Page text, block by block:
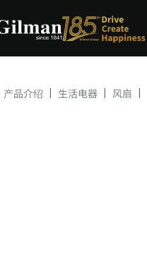
产品介绍 生活电器 风扇